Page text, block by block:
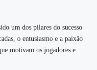
um dos pilares do sucesso
o entusiasmo e a paixão
motivam os jogadores e